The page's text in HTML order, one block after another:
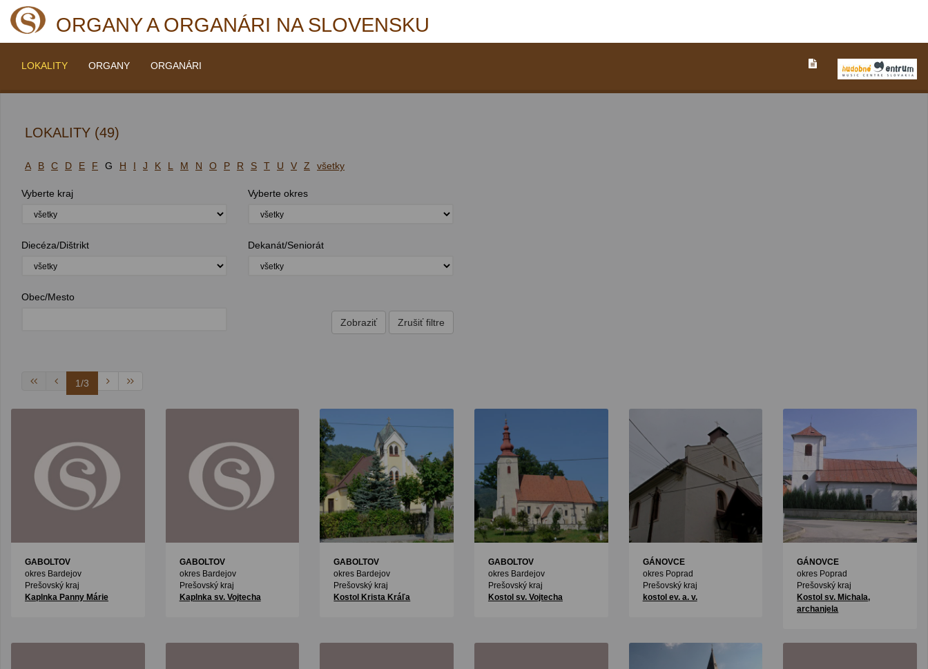
ORGANY A ORGANÁRI NA SLOVENSKU
LOKALITY ORGANY ORGANÁRI
LOKALITY (49)
A B C D E F G H I J K L M N O P R S T U V Z všetky
Vyberte kraj Vyberte okres
Diecéza/Dištrikt Dekanát/Seniorát
Obec/Mesto
1/3
GABOLTOV
okres Bardejov
Prešovský kraj
Kaplnka Panny Márie
GABOLTOV
okres Bardejov
Prešovský kraj
Kaplnka sv. Vojtecha
GABOLTOV
okres Bardejov
Prešovský kraj
Kostol Krista Kráľa
GABOLTOV
okres Bardejov
Prešovský kraj
Kostol sv. Vojtecha
GÁNOVCE
okres Poprad
Prešovský kraj
kostol ev. a. v.
GÁNOVCE
okres Poprad
Prešovský kraj
Kostol sv. Michala,
archanjela